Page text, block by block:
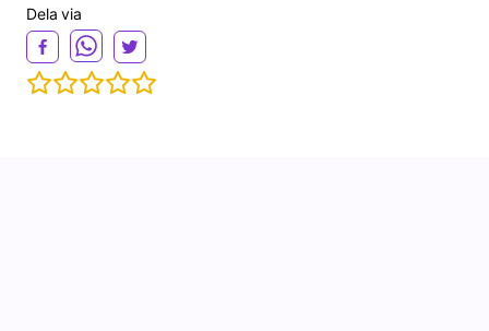
Dela via